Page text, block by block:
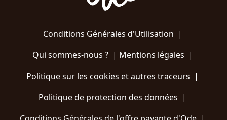
Conditions Générales d'Utilisation |
Qui sommes-nous ?| Mentions légales |
Politique sur les cookies et autres traceurs |
Politique de protection des données |